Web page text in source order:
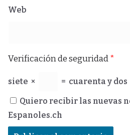
Web
Verificación de seguridad*
siete × = cuarenta y dos
Quiero recibir las nuevas
Espanoles.ch